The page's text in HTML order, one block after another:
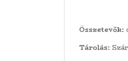
Összetevők:
Tárolás: